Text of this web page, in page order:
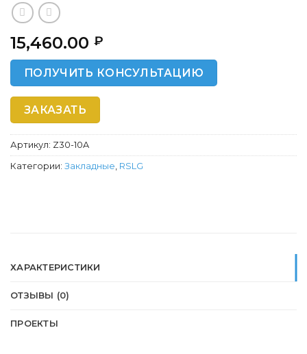
15,460.00 ₽
ПОЛУЧИТЬ КОНСУЛЬТАЦИЮ
ЗАКАЗАТЬ
Артикул: Z30-10A
Категории: Закладные RSLG
ХАРАКТЕРИСТИКИ
ОТЗЫВЫ (0)
ПРОЕКТЫ